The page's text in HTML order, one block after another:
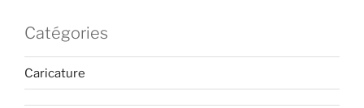
Catégories
Caricature